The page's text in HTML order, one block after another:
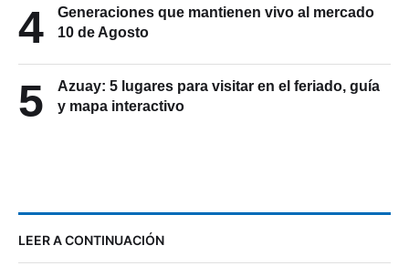
4
Generaciones que mantienen vivo al mercado
10 de Agosto
5
Azuay: 5 lugares para visitar en el feriado, guía
y mapa interactivo
LEER A CONTINUACIÓN